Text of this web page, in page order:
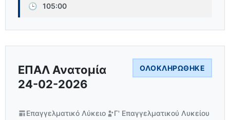
🕒 105:00
ΕΠΑΛ Ανατομία
24-02-2026
ΟΛΟΚΛΗΡΏΘΗΚΕ
Επαγγελματικό Λύκειο
Γ' Επαγγελματικού Λυκείου